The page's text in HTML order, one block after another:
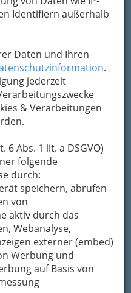
Identifiern außerhalb
Daten und Ihren
.
jederzeit
& Verarbeitungen
Abs. 1 lit. a DSGVO)
folgende
durch:
speichern, abrufen
von
aktiv durch das
Webanalyse,
externer (embed)
Werbung und
auf Basis von
und
Erfahrung – Ing.
Wort, sondern
Praxis. Ing. Nina
Schule des
Meisterbetriebs